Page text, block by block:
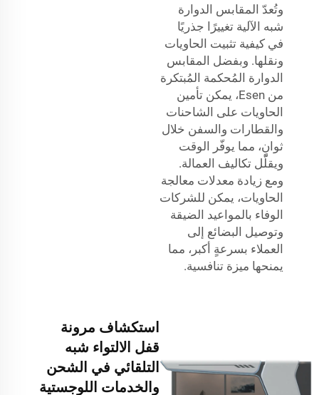
وتُعدّ المقابس الدوارة
شبه الآلية تغييرًا جذريًا
في كيفية تثبيت الحاويات
ونقلها. وبفضل المقابس
الدوارة المُحكمة المُبتكرة
من Esen، يمكن تأمين
الحاويات على الشاحنات
والقطارات والسفن خلال
ثوانٍ، مما يوفّر الوقت
ويقلّل تكاليف العمالة.
ومع زيادة معدلات معالجة
الحاويات، يمكن للشركات
الوفاء بالمواعيد الضيقة
وتوصيل البضائع إلى
العملاء بسرعةٍ أكبر، مما
يمنحها ميزة تنافسية.
استكشاف مرونة
قفل الالتواء شبه
التلقائي في الشحن
والخدمات اللوجستية